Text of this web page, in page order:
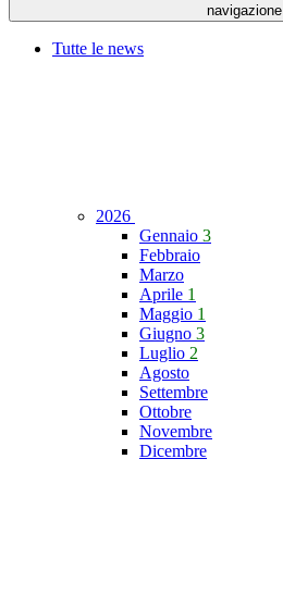
navigazione
Tutte le news
2026
Gennaio 3
Febbraio
Marzo
Aprile 1
Maggio 1
Giugno 3
Luglio 2
Agosto
Settembre
Ottobre
Novembre
Dicembre